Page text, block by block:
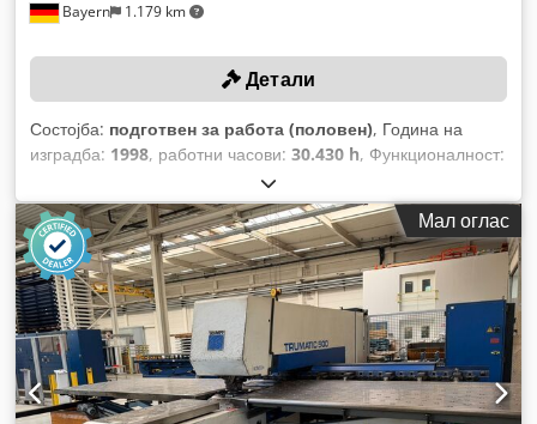
Bayern 1.179 km
Детали
Состојба: подготвен за работа (половен), Година на
изградба: 1998, работни часови: 30.430 h, Функционалност:
, сила на пробивање:
дебелина на лим:6 мм, растојание на движење на Х-
оската:2.500 мм, движење по оската Y:1.250 мм ,
дијаметар на удирање:76 мм,
Мал оглас